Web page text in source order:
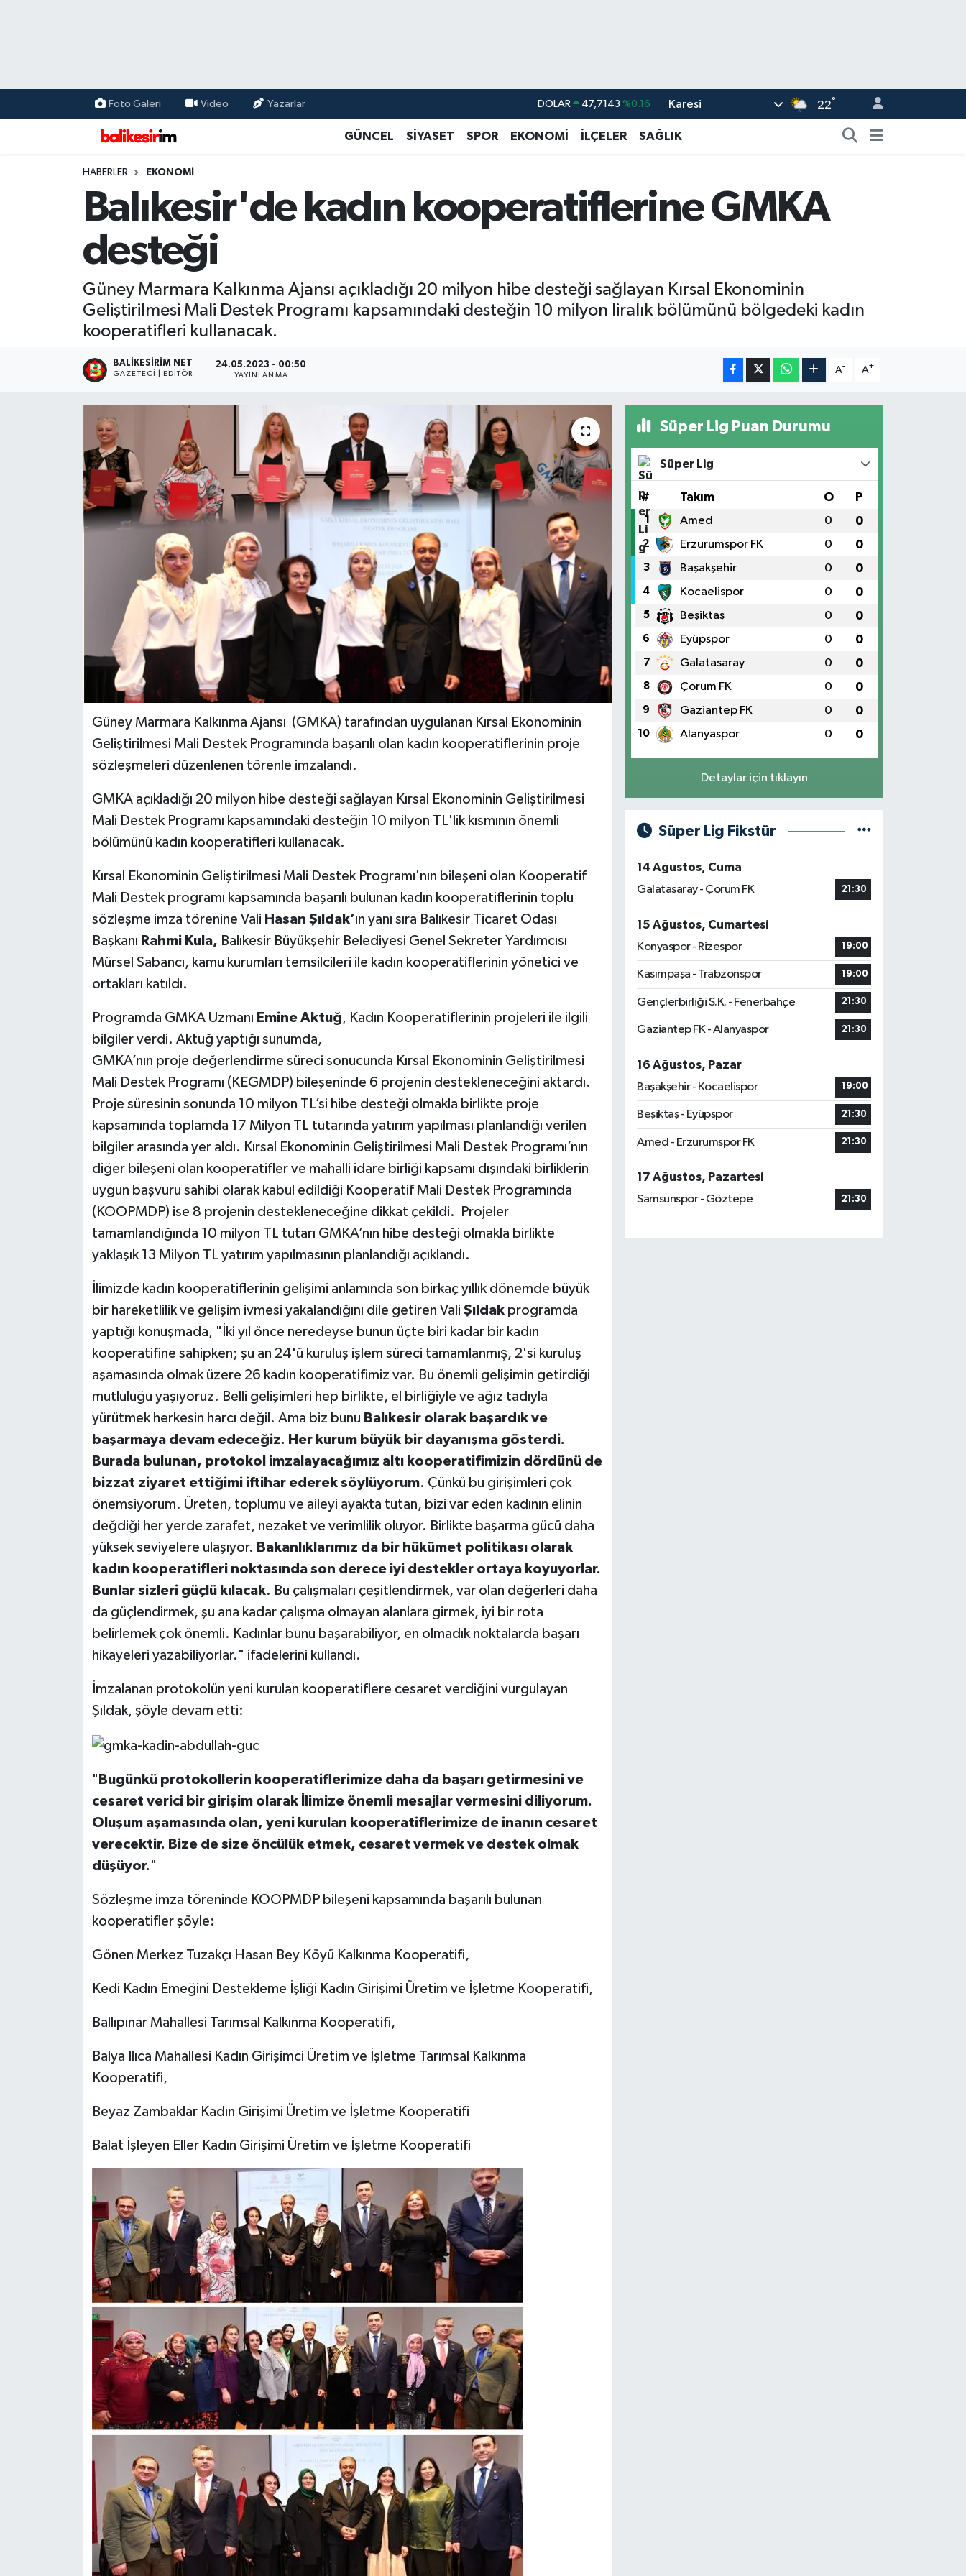
Foto Galeri Video Yazarlar DOLAR 47,7143 %0.16
EURO 55,0317 %-0.02
BİST100 13.799 %70
Karesi 22°
GÜNCEL SİYASET SPOR EKONOMİ İLÇELER SAĞLIK
HABERLER EKONOMİ
Balıkesir'de kadın kooperatiflerine GMKA
desteği
Güney Marmara Kalkınma Ajansı açıkladığı 20 milyon hibe desteği sağlayan Kırsal Ekonominin
Geliştirilmesi Mali Destek Programı kapsamındaki desteğin 10 milyon liralık bölümünü bölgedeki kadın
kooperatifleri kullanacak.
BALIKESIRIM NET
GAZETECI | EDITÖR
24.05.2023 - 00:50
YAYINLANMA
A- A+
Güney Marmara Kalkınma Ajansı (GMKA) tarafından uygulanan Kırsal Ekonominin
Geliştirilmesi Mali Destek Programında başarılı olan kadın kooperatiflerinin proje
sözleşmeleri düzenlenen törenle imzalandı.
GMKA açıkladığı 20 milyon hibe desteği sağlayan Kırsal Ekonominin Geliştirilmesi
Mali Destek Programı kapsamındaki desteğin 10 milyon TL'lik kısmının önemli
bölümünü kadın kooperatifleri kullanacak.
Kırsal Ekonominin Geliştirilmesi Mali Destek Programı'nın bileşeni olan Kooperatif
Mali Destek programı kapsamında başarılı bulunan kadın kooperatiflerinin toplu
sözleşme imza törenine Vali Hasan Şıldak’ın yanı sıra Balıkesir Ticaret Odası
Başkanı Rahmi Kula, Balıkesir Büyükşehir Belediyesi Genel Sekreter Yardımcısı
Mürsel Sabancı, kamu kurumları temsilcileri ile kadın kooperatiflerinin yönetici ve
ortakları katıldı.
Programda GMKA Uzmanı Emine Aktuğ, Kadın Kooperatiflerinin projeleri ile ilgili
bilgiler verdi. Aktuğ yaptığı sunumda,
GMKA’nın proje değerlendirme süreci sonucunda Kırsal Ekonominin Geliştirilmesi
Mali Destek Programı (KEGMDP) bileşeninde 6 projenin destekleneceğini aktardı.
Proje süresinin sonunda 10 milyon TL’si hibe desteği olmakla birlikte proje
kapsamında toplamda 17 Milyon TL tutarında yatırım yapılması planlandığı verilen
bilgiler arasında yer aldı. Kırsal Ekonominin Geliştirilmesi Mali Destek Programı’nın
diğer bileşeni olan kooperatifler ve mahalli idare birliği kapsamı dışındaki birliklerin
uygun başvuru sahibi olarak kabul edildiği Kooperatif Mali Destek Programında
(KOOPMDP) ise 8 projenin destekleneceğine dikkat çekildi. Projeler
tamamlandığında 10 milyon TL tutarı GMKA’nın hibe desteği olmakla birlikte
yaklaşık 13 Milyon TL yatırım yapılmasının planlandığı açıklandı.
İlimizde kadın kooperatiflerinin gelişimi anlamında son birkaç yıllık dönemde büyük
bir hareketlilik ve gelişim ivmesi yakalandığını dile getiren Vali Şıldakprogramda
yaptığı konuşmada, "İki yıl önce neredeyse bunun üçte biri kadar bir kadın
kooperatifine sahipken; şu an 24'ü kuruluş işlem süreci tamamlanmıș, 2'si kuruluş
aşamasında olmak üzere 26 kadın kooperatifimiz var. Bu önemli gelişimin getirdiği
mutluluğu yaşıyoruz. Belli gelişimleri hep birlikte, el birliğiyle ve ağız tadıyla
yürütmek herkesin harcı değil. Ama biz bunu Balıkesir olarak başardık ve
başarmaya devam edeceğiz. Her kurum büyük bir dayanışma gösterdi.
Burada bulunan, protokol imzalayacağımız altı kooperatifimizin dördünü de
bizzat ziyaret ettiğimi iftihar ederek söylüyorum. Çünkü bu girişimleri çok
önemsiyorum. Üreten, toplumu ve aileyi ayakta tutan, bizi var eden kadının elinin
değdiği her yerde zarafet, nezaket ve verimlilik oluyor. Birlikte başarma gücü daha
yüksek seviyelere ulaşıyor. Bakanlıklarımız da bir hükümet politikası olarak
kadın kooperatifleri noktasında son derece iyi destekler ortaya koyuyorlar.
Bunlar sizleri güçlü kılacak. Bu çalışmaları çeşitlendirmek, var olan değerleri daha
da güçlendirmek, şu ana kadar çalışma olmayan alanlara girmek, iyi bir rota
belirlemek çok önemli. Kadınlar bunu başarabiliyor, en olmadık noktalarda başarı
hikayeleri yazabiliyorlar." ifadelerini kullandı.
İmzalanan protokolün yeni kurulan kooperatiflere cesaret verdiğini vurgulayan
Şıldak, şöyle devam etti:
" Bugünkü protokollerin kooperatiflerimize daha da başarı getirmesini ve
cesaret verici bir girişim olarak İlimize önemli mesajlar vermesini diliyorum.
Oluşum aşamasında olan, yeni kurulan kooperatiflerimize de inanın cesaret
verecektir. Bize de size öncülük etmek, cesaret vermek ve destek olmak
düşüyor."
Sözleşme imza töreninde KOOPMDP bileşeni kapsamında başarılı bulunan
kooperatifler şöyle:
Gönen Merkez Tuzakçı Hasan Bey Köyü Kalkınma Kooperatifi,
Kedi Kadın Emeğini Destekleme İşliği Kadın Girişimi Üretim ve İşletme Kooperatifi,
Ballıpınar Mahallesi Tarımsal Kalkınma Kooperatifi,
Balya Ilıca Mahallesi Kadın Girişimci Üretim ve İşletme Tarımsal Kalkınma
Kooperatifi,
Beyaz Zambaklar Kadın Girişimi Üretim ve İşletme Kooperatifi
Balat İşleyen Eller Kadın Girişimi Üretim ve İşletme Kooperatifi
Süper Lig Puan Durumu
Süper Lig
# Takım O P
1 Amed 0 0
2 Erzurumspor FK 0 0
3 Başakşehir 0 0
4 Kocaelispor 0 0
5 Beşiktaş 0 0
6 Eyüpspor 0 0
7 Galatasaray 0 0
8 Çorum FK 0 0
9 Gaziantep FK 0 0
10 Alanyaspor 0 0
Detaylar için tıklayın
Süper Lig Fikstür
14 Ağustos, Cuma
Galatasaray - Çorum FK
21:30
15 Ağustos, Cumartesi
Konyaspor - Rizespor
19:00
Kasımpaşa - Trabzonspor 19:00
Gençlerbirliği S.K. - Fenerbahçe 21:30
Gaziantep FK - Alanyaspor 21:30
16 Ağustos, Pazar
Başakşehir - Kocaelispor
19:00
Beşiktaş - Eyüpspor 21:30
Amed - Erzurumspor FK 21:30
17 Ağustos, Pazartesi
Samsunspor - Göztepe
21:30